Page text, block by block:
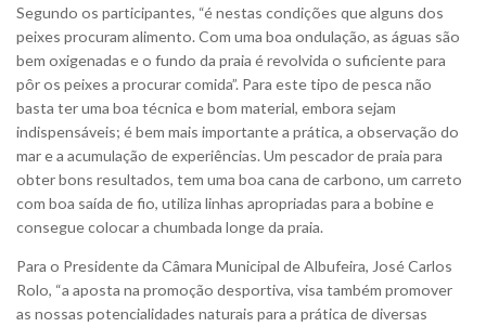
Segundo os participantes, “é nestas condições que alguns dos
peixes procuram alimento. Com uma boa ondulação, as águas são
bem oxigenadas e o fundo da praia é revolvida o suficiente para
pôr os peixes a procurar comida”. Para este tipo de pesca não
basta ter uma boa técnica e bom material, embora sejam
indispensáveis; é bem mais importante a prática, a observação do
mar e a acumulação de experiências. Um pescador de praia para
obter bons resultados, tem uma boa cana de carbono, um carreto
com boa saída de fio, utiliza linhas apropriadas para a bobine e
consegue colocar a chumbada longe da praia.
Para o Presidente da Câmara Municipal de Albufeira, José Carlos
Rolo, “a aposta na promoção desportiva, visa também promover
as nossas potencialidades naturais para a prática de diversas